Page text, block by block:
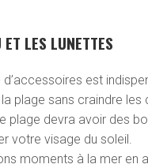
LES LUNETTES
d’accessoires est
plage sans craindre les
plage devra avoir des
votre visage du soleil.
moments à la mer en